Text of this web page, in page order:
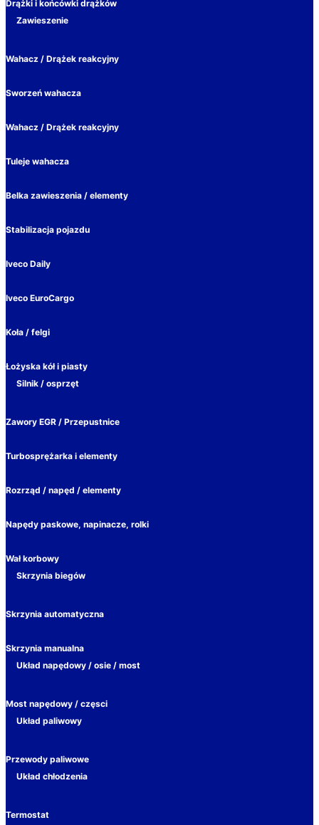
Drążki i końcówki drążków
Zawieszenie
Wahacz / Drążek reakcyjny
Sworzeń wahacza
Wahacz / Drążek reakcyjny
Tuleje wahacza
Belka zawieszenia / elementy
Stabilizacja pojazdu
Iveco Daily
Iveco EuroCargo
Koła / felgi
Łożyska kół i piasty
Silnik / osprzęt
Zawory EGR / Przepustnice
Turbosprężarka i elementy
Rozrząd / napęd / elementy
Napędy paskowe, napinacze, rolki
Wał korbowy
Skrzynia biegów
Skrzynia automatyczna
Skrzynia manualna
Układ napędowy / osie / most
Most napędowy / częsci
Układ paliwowy
Przewody paliwowe
Układ chłodzenia
Termostat